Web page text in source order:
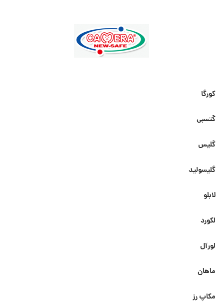
کورگا
گتسبی
گلیس
گلیسولید
لابلو
لکورد
لورآل
ماهان
مکاپ رز